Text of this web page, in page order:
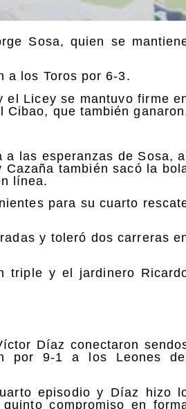
Sosa, quien se
a los Toros por 6-3.
el Licey se mantuvo firme
que también
las esperanzas de Sosa,
también sacó la
línea.
para su cuarto
y toleró dos carreras
triple y el jardinero
Díaz conectaron
por 9-1 a los Leones del
episodio y Díaz hizo
compromiso en